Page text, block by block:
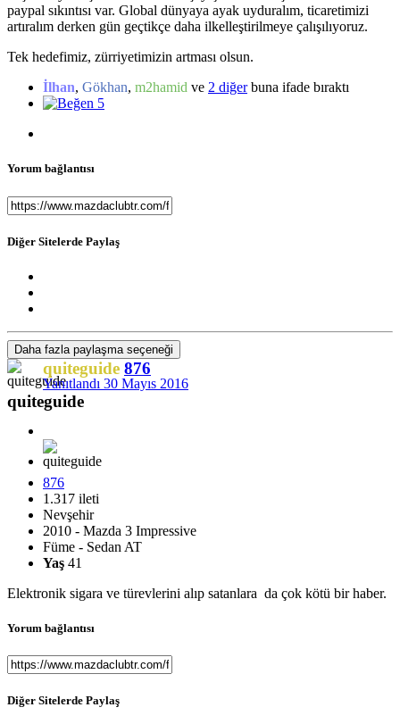
paypal sıkıntısı var. Global dünyaya ayak uyduralım, ticaretimizi
artıralım derken gün geçtikçe daha ilkelleştirilmeye çalışılıyoruz.
Tek hedefimiz, zürriyetimizin artması olsun.
İlhan, Gökhan, m2hamid ve 2 diğerbuna ifade bıraktı
5
Yorum bağlantısı
Diğer Sitelerde Paylaş
Daha fazla paylaşma seçeneği
quiteguide 876
Yanıtlandı 30 Mayıs 2016
quiteguide
876
1.317 ileti
Nevşehir
2010 - Mazda 3 Impressive
Füme - Sedan AT
Yaş 41
Elektronik sigara ve türevlerini alıp satanlara da çok kötü bir haber.
Yorum bağlantısı
Diğer Sitelerde Paylaş